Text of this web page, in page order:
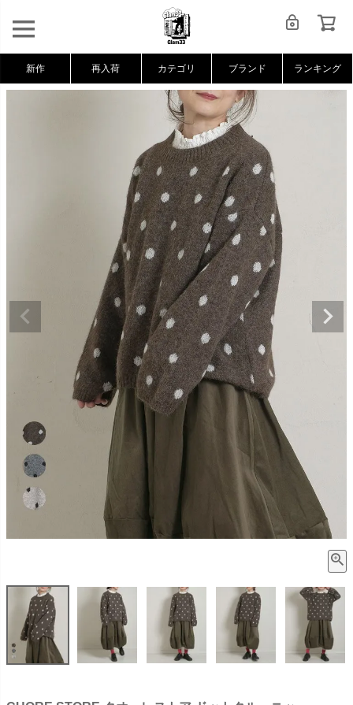
新作 再入荷 カテゴリ ブランド ランキング